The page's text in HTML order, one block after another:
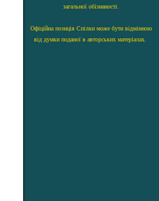
загальної обізнаності.
Офіційна позиція Спілки може бути відмінною
від думки поданої в авторських матеріалах.